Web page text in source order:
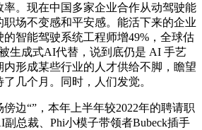
。现在中国多家企业合作从动驾驶能
场不变感和平安感。能活下来的企业
智能驾驶系统工程师增49%，全球估
生成式AI代替，说到底仍是 AI 手艺
形成某些行业的人才供给不脚，瞻望
几个月。同时，人们发觉。
“”，本年上半年较2022年的聘请职
总裁、Phi小模子带领者Bubeck插手